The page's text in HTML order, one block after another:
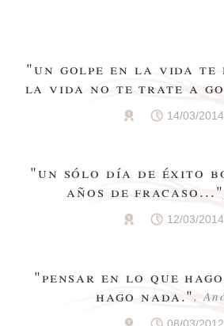
"un golpe en la vida te
la vida no te trate a
14/03/2014
"un sólo día de éxito
años de fracaso..."
12/03/2014
"pensar en lo que
hago nada.",
08/03/2012